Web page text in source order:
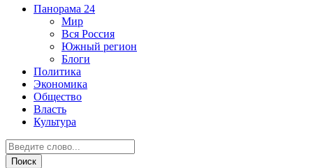
Панорама 24
Мир
Вся Россия
Южный регион
Блоги
Политика
Экономика
Общество
Власть
Культура